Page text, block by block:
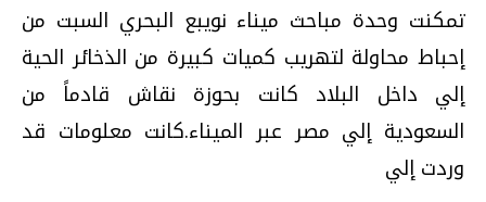
تمكنت وحدة مباحث ميناء نويبع البحري السبت من
إحباط محاولة لتهريب كميات كبيرة من الذخائر الحية
إلي داخل البلاد كانت بحوزة نقاش قادماً من
السعودية إلي مصر عبر الميناء.كانت معلومات قد
وردت إلي